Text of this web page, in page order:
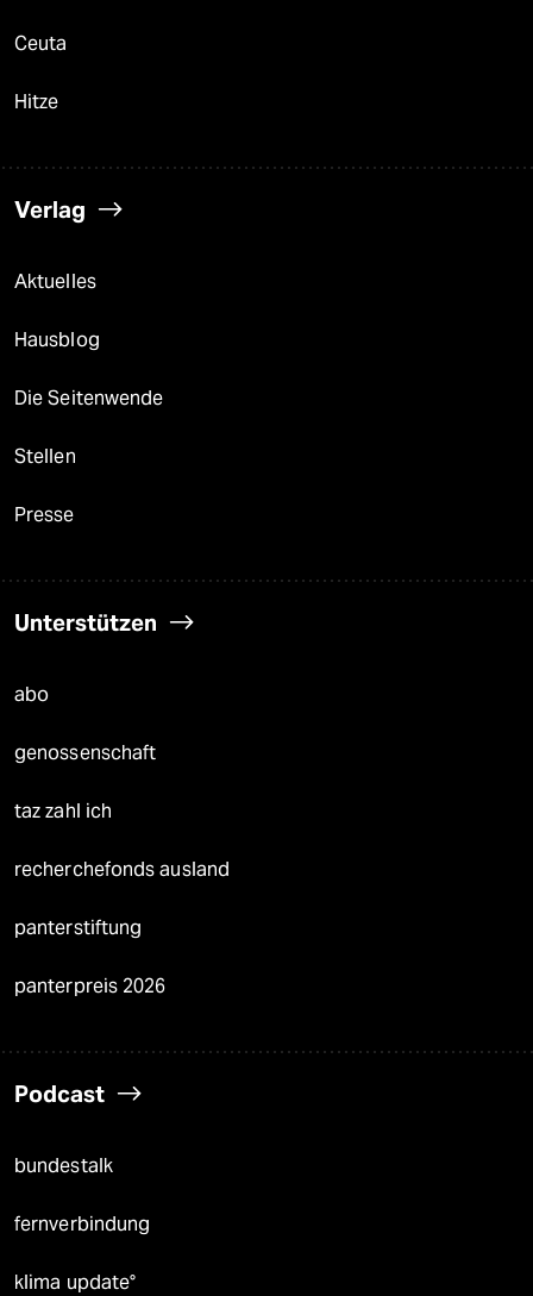
Ceuta
Hitze
Verlag
Aktuelles
Hausblog
Die Seitenwende
Stellen
Presse
Unterstützen
abo
genossenschaft
taz zahl ich
recherchefonds ausland
panterstiftung
panterpreis 2026
Podcast
bundestalk
fernverbindung
klima update°